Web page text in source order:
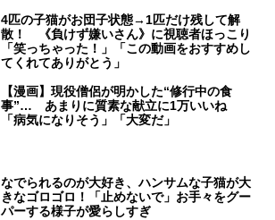
4匹の子猫がお団子状態→1匹だけ残して解
散！ 《負けず嫌いさん》に視聴者ほっこり
「笑っちゃった！」「この動画をおすすめし
てくれてありがとう」
【漫画】現役僧侶が明かした“修行中の食
事”… あまりに質素な献立に1万いいね
「病気になりそう」「大変だ」
なでられるのが大好き、ハンサムな子猫が大
きなゴロゴロ！「止めないで」お手々をグー
パーする様子が愛らしすぎ